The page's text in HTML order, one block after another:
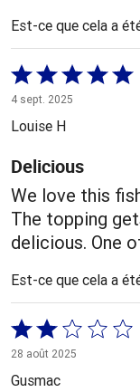
Est-ce que cela a
Coté
5 sur
5
4 sept. 2025
Louise H
Delicious
We love this
The topping
delicious. One
Est-ce que cela a
Coté
2 sur
5
28 août 2025
Gusmac